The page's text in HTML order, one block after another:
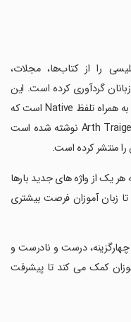
را از کتاب‌ها، مجلات،
گردآوری کرده است. این
کتاب شامل ۴۲ درس و هر درس شامل ۱۲ واژه به همراه تلفظ Native است که
توسط Jalius Liebb , Murry Brombery و Arth Traiger نوشته شده است
یک از واژه های جدید بارها
زبان آموزان فرصت بیشتری
درست و نادرست و
کمک می کند تا پیشرفت